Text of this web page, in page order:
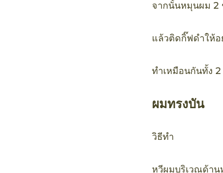
จากนั้นหมุนผม 2
แล้วติดกิ๊ฟดำให้อ
ทำเหมือนกันทั้ง 2
ผมทรงบัน
วิธีทำ
หวีผมบริเวณด้าน